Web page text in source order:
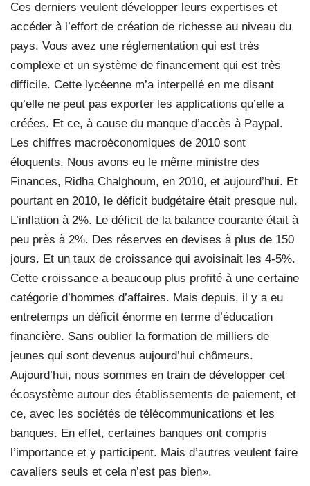
Ces derniers veulent développer leurs expertises et
accéder à l’effort de création de richesse au niveau du
pays. Vous avez une réglementation qui est très
complexe et un système de financement qui est très
difficile. Cette lycéenne m’a interpellé en me disant
qu’elle ne peut pas exporter les applications qu’elle a
créées. Et ce, à cause du manque d’accès à Paypal.
Les chiffres macroéconomiques de 2010 sont
éloquents. Nous avons eu le même ministre des
Finances, Ridha Chalghoum, en 2010, et aujourd’hui. Et
pourtant en 2010, le déficit budgétaire était presque nul.
L’inflation à 2%. Le déficit de la balance courante était à
peu près à 2%. Des réserves en devises à plus de 150
jours. Et un taux de croissance qui avoisinait les 4-5%.
Cette croissance a beaucoup plus profité à une certaine
catégorie d’hommes d’affaires. Mais depuis, il y a eu
entretemps un déficit énorme en terme d’éducation
financière. Sans oublier la formation de milliers de
jeunes qui sont devenus aujourd’hui chômeurs.
Aujourd’hui, nous sommes en train de développer cet
écosystème autour des établissements de paiement, et
ce, avec les sociétés de télécommunications et les
banques. En effet, certaines banques ont compris
l’importance et y participent. Mais d’autres veulent faire
cavaliers seuls et cela n’est pas bien».